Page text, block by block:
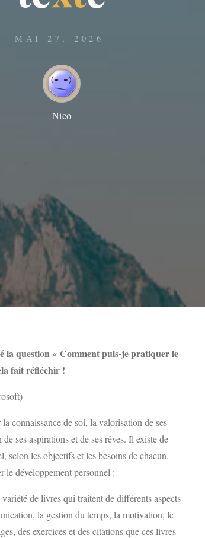
MAI 27, 2026
Nico
la question « Comment puis-je pratiquer le
fait réfléchir !
connaissance de soi, la valorisation de ses
ses aspirations et de ses rêves. Il existe de
selon les objectifs et les besoins de chacun.
le développement personnel :
de livres qui traitent de différents aspects
la gestion du temps, la motivation, le
des exercices et des citations que ces livres